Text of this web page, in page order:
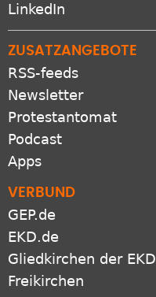
LinkedIn
ZUSATZANGEBOTE
RSS-feeds
Newsletter
Protestantomat
Podcast
Apps
VERBUND
GEP.de
EKD.de
Gliedkirchen der EKD
Freikirchen